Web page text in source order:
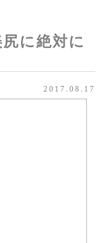
に絶対に
2017.08.17